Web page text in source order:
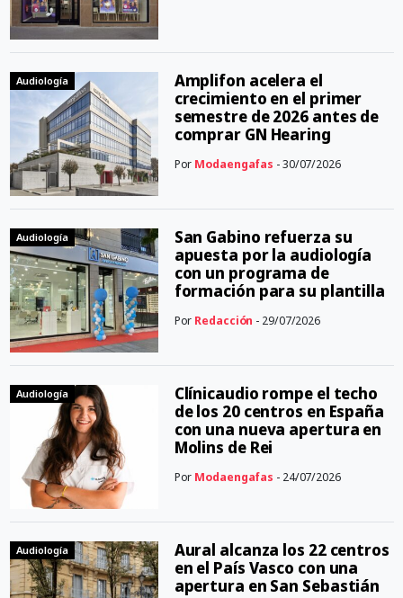
Audiología
Amplifon acelera el
crecimiento en el primer
semestre de 2026 antes de
comprar GN Hearing
Por Modaengafas - 30/07/2026
Audiología
San Gabino refuerza su
apuesta por la audiología
con un programa de
formación para su plantilla
Por Redacción - 29/07/2026
Audiología
Clínicaudio rompe el techo
de los 20 centros en España
con una nueva apertura en
Molins de Rei
Por Modaengafas - 24/07/2026
Audiología
Aural alcanza los 22 centros
en el País Vasco con una
apertura en San Sebastián